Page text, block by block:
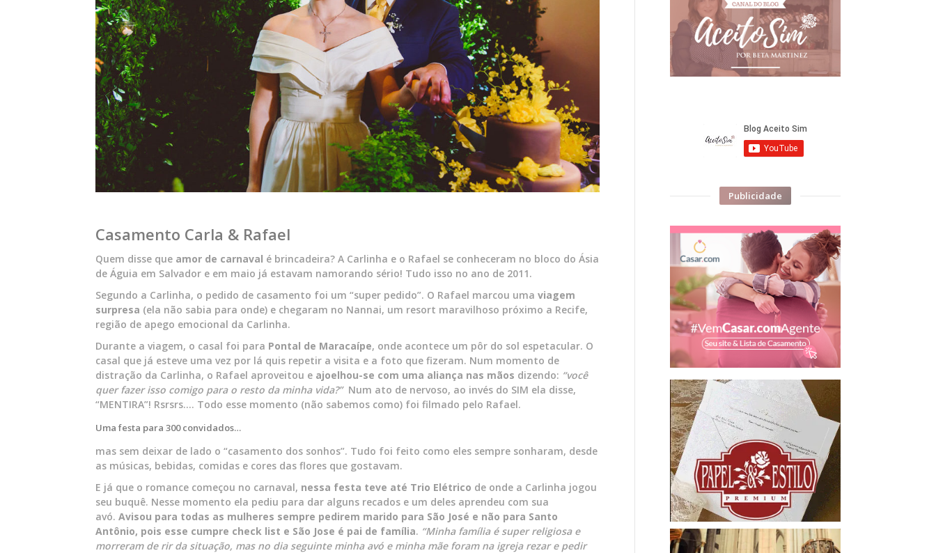
Casamento Carla & Rafael
Quem disse que amor de carnaval é brincadeira? A Carlinha e o Rafael se conheceram no bloco do Ásia
de Águia em Salvador e em maio já estavam namorando sério! Tudo isso no ano de 2011.
Segundo a Carlinha, o pedido de casamento foi um “super pedido”. O Rafael marcou uma viagem
surpresa (ela não sabia para onde) e chegaram no Nannai, um resort maravilhoso próximo a Recife,
região de apego emocional da Carlinha.
Durante a viagem, o casal foi para Pontal de Maracaípe, onde acontece um pôr do sol espetacular. O
casal que já esteve uma vez por lá quis repetir a visita e a foto que fizeram. Num momento de
distração da Carlinha, o Rafael aproveitou e ajoelhou-se com uma aliança nas mãos dizendo: “você
quer fazer isso comigo para o resto da minha vida?” Num ato de nervoso, ao invés do SIM ela disse,
“MENTIRA”! Rsrsrs…. Todo esse momento (não sabemos como) foi filmado pelo Rafael.
Uma festa para 300 convidados…
mas sem deixar de lado o “casamento dos sonhos”. Tudo foi feito como eles sempre sonharam, desde
as músicas, bebidas, comidas e cores das flores que gostavam.
E já que o romance começou no carnaval, nessa festa teve até Trio Elétrico de onde a Carlinha jogou
seu buquê. Nesse momento ela pediu para dar alguns recados e um deles aprendeu com sua
avó. Avisou para todas as mulheres sempre pedirem marido para São José e não para Santo
Antônio, pois esse cumpre check list e São Jose é pai de família. “Minha família é super religiosa e
morreram de rir da situação, mas no dia seguinte minha avó e minha mãe foram na igreja rezar e pedir
Publicidade